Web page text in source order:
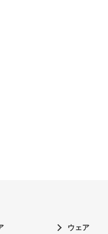
ウェア